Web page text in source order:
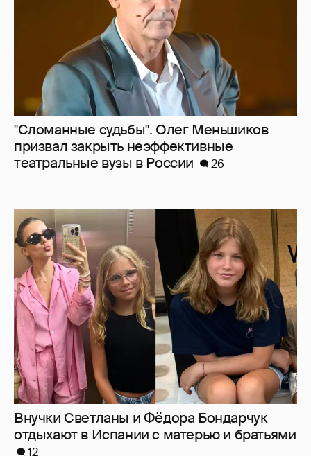
Внучки Светланы и Фёдора Бондарчук
отдыхают в Испании с матерью и братьями
12